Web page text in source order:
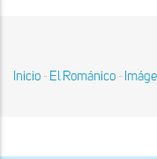
Sobrescribir
Inicio - El Románico -